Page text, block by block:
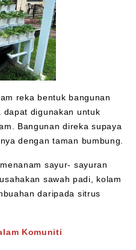
reka bentuk bangunan
dapat digunakan untuk
Bangunan direka supaya
dengan taman bumbung.
sayur- sayuran
sawah padi, kolam
daripada sitrus
Komuniti